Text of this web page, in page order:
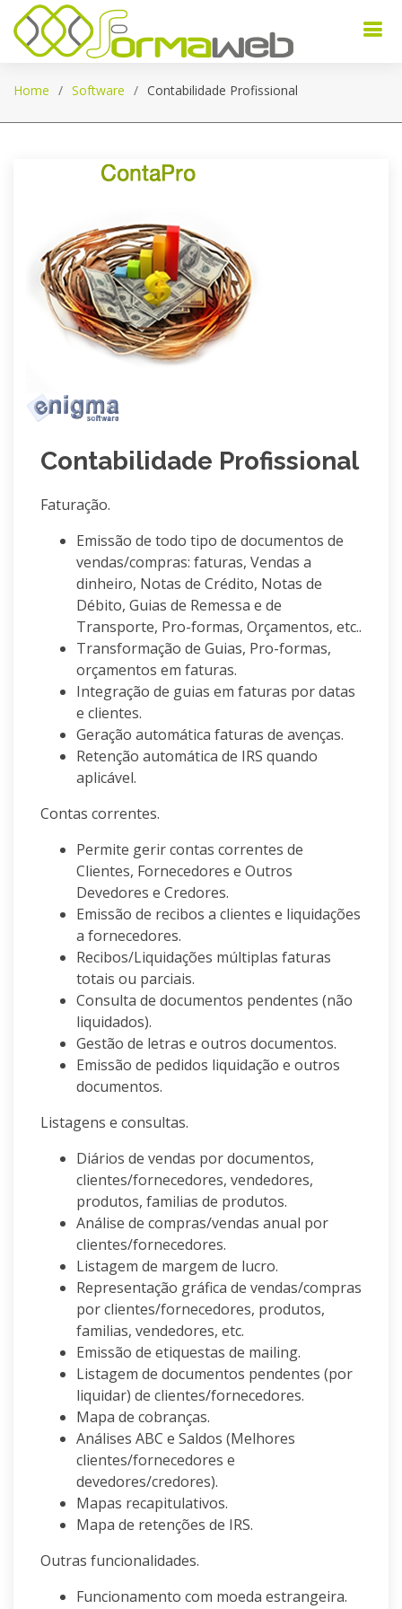
Home Software Contabilidade Profissional
Contabilidade Profissional
Faturação.
Emissão de todo tipo de documentos de
vendas/compras: faturas, Vendas a
dinheiro, Notas de Crédito, Notas de
Débito, Guias de Remessa e de
Transporte, Pro-formas, Orçamentos, etc..
Transformação de Guias, Pro-formas,
orçamentos em faturas.
Integração de guias em faturas por datas
e clientes.
Geração automática faturas de avenças.
Retenção automática de IRS quando
aplicável.
Contas correntes.
Permite gerir contas correntes de
Clientes, Fornecedores e Outros
Devedores e Credores.
Emissão de recibos a clientes e liquidações
a fornecedores.
Recibos/Liquidações múltiplas faturas
totais ou parciais.
Consulta de documentos pendentes (não
liquidados).
Gestão de letras e outros documentos.
Emissão de pedidos liquidação e outros
documentos.
Listagens e consultas.
Diários de vendas por documentos,
clientes/fornecedores, vendedores,
produtos, familias de produtos.
Análise de compras/vendas anual por
clientes/fornecedores.
Listagem de margem de lucro.
Representação gráfica de vendas/compras
por clientes/fornecedores, produtos,
familias, vendedores, etc.
Emissão de etiquestas de mailing.
Listagem de documentos pendentes (por
liquidar) de clientes/fornecedores.
Mapa de cobranças.
Análises ABC e Saldos (Melhores
clientes/fornecedores e
devedores/credores).
Mapas recapitulativos.
Mapa de retenções de IRS.
Outras funcionalidades.
Funcionamento com moeda estrangeira.